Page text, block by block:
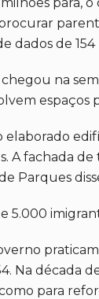
dados de 154
na
A fachada
Parques
5.000
Na década
para